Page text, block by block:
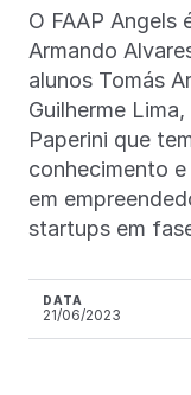
O FAAP Angels
Armando
alunos Tomás
Guilherme
Paperini que
conhecimento
em
startups em
DATA
21/06/2023